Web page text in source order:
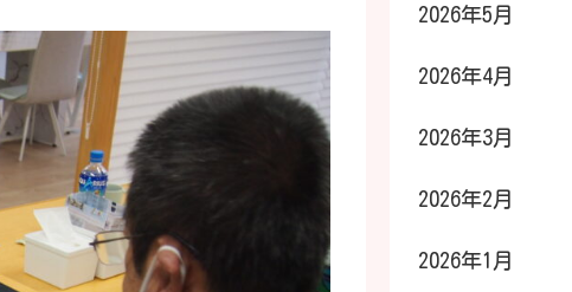
2026年5月
2026年4月
2026年3月
2026年2月
2026年1月